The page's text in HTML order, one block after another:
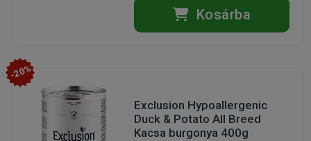
Kosárba
-20%
Exclusion Hypoallergenic
Duck & Potato All Breed
Kacsa burgonya 400g